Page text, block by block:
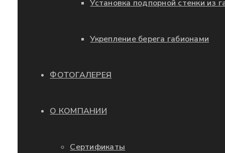
Установка подпорной стенки из
Укрепление берега габионами
ФОТОГАЛЕРЕЯ
О КОМПАНИИ
Сертификаты